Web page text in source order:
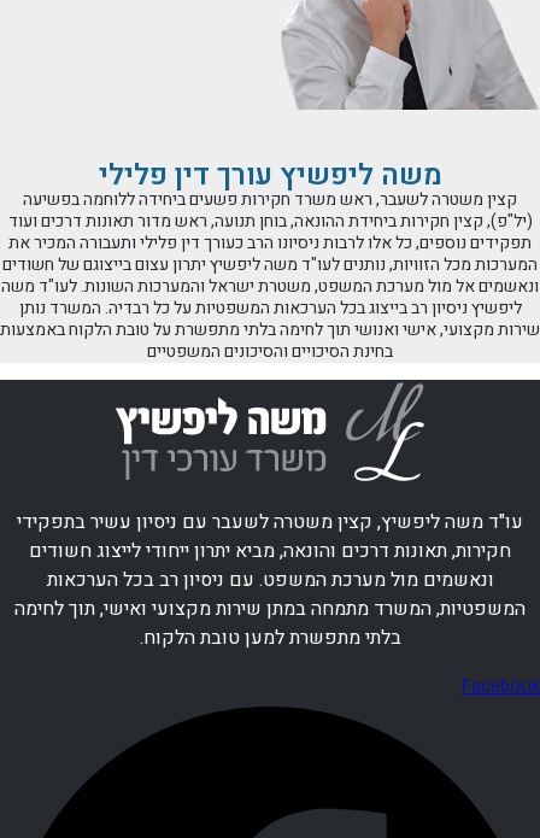
משה ליפשיץ עורך דין פלילי
קצין משטרה לשעבר, ראש משרד חקירות פשעים ביחידה ללוחמה בפשיעה
(יל"פ), קצין חקירות ביחידת ההונאה, בוחן תנועה, ראש מדור תאונות דרכים ועוד
תפקידים נוספים, כל אלו לרבות ניסיונו הרב כעורך דין פלילי ותעבורה המכיר את
המערכות מכל הזוויות, נותנים לעו"ד משה ליפשיץ יתרון עצום בייצוגם של חשודים
ונאשמים אל מול מערכת המשפט, משטרת ישראל והמערכות השונות. לעו"ד משה
ליפשיץ ניסיון רב בייצוג בכל הערכאות המשפטיות על כל רבדיה. המשרד נותן
שירות מקצועי, אישי ואנושי תוך לחימה בלתי מתפשרת על טובת הלקוח באמצעות
בחינת הסיכויים והסיכונים המשפטיים
עו"ד משה ליפשיץ, קצין משטרה לשעבר עם ניסיון עשיר בתפקידי
חקירות, תאונות דרכים והונאה, מביא יתרון ייחודי לייצוג חשודים
ונאשמים מול מערכת המשפט. עם ניסיון רב בכל הערכאות
המשפטיות, המשרד מתמחה במתן שירות מקצועי ואישי, תוך לחימה
בלתי מתפשרת למען טובת הלקוח.
Facebook